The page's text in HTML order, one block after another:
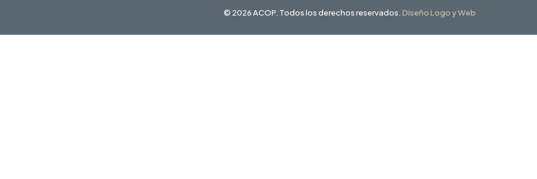
© 2026 ACOP. Todos los derechos reservados. Diseño Logo y Web